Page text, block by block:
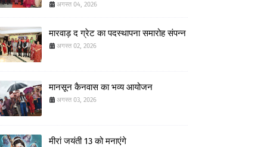
अगस्त 04, 2026
मारवाड़ द ग्रेट का पदस्थापना समारोह संपन्न
अगस्त 02, 2026
मानसून कैनवास का भव्य आयोजन
अगस्त 03, 2026
मीरां जयंती 13 को मनाएंगे